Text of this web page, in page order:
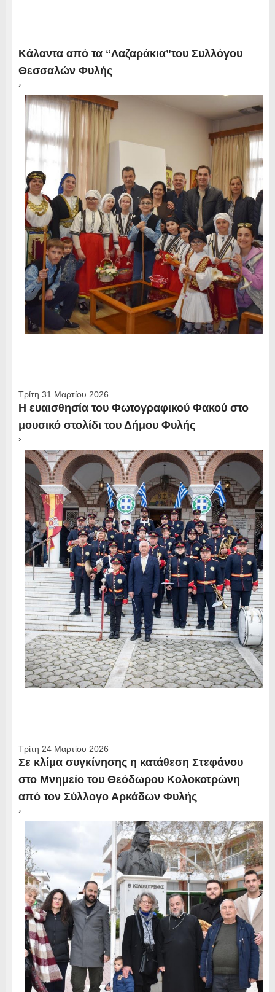
Κάλαντα από τα “Λαζαράκια”του Συλλόγου
Θεσσαλών Φυλής
›
Τρίτη 31 Μαρτίου 2026
Η ευαισθησία του Φωτογραφικού Φακού στο
μουσικό στολίδι του Δήμου Φυλής
›
Τρίτη 24 Μαρτίου 2026
Σε κλίμα συγκίνησης η κατάθεση Στεφάνου
στο Μνημείο του Θεόδωρου Κολοκοτρώνη
από τον Σύλλογο Αρκάδων Φυλής
›